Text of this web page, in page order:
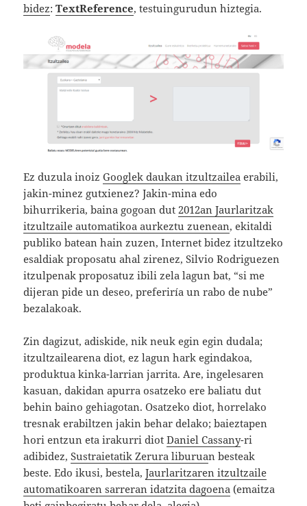
bidez:TextReference, testuingurudun hiztegia.
Ez duzula inoizGooglek daukan itzultzailea erabili,
jakin-minez gutxienez? Jakin-mina edo
bihurrikeria, baina gogoan dut2012an Jaurlaritzak
itzultzaile automatikoa aurkeztu zuenean, ekitaldi
publiko batean hain zuzen, Internet bidez itzultzeko
esaldiak proposatu ahal zirenez, Silvio Rodriguezen
itzulpenak proposatuz ibili zela lagun bat, “si me
dijeran pide un deseo, preferiría un rabo de nube”
bezalakoak.
Zin dagizut, adiskide, nik neuk egin egin dudala;
itzultzailearena diot, ez lagun hark egindakoa,
produktua kinka-larrian jarrita. Are, ingelesaren
kasuan, dakidan apurra osatzeko ere baliatu dut
behin baino gehiagotan. Osatzeko diot, horrelako
tresnak erabiltzen jakin behar delako; baieztapen
hori entzun eta irakurri diotDaniel Cassany-ri
adibidez,Sustraietatik Zerura liburuan besteak
beste. Edo ikusi, bestela,Jaurlaritzaren itzultzaile
automatikoaren sarreran idatzita dagoena (emaitza